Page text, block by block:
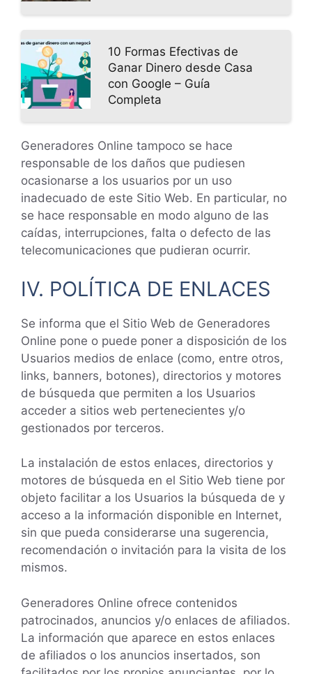
10 Formas Efectivas de
Ganar Dinero desde Casa
con Google – Guía
Completa
Generadores Online tampoco se hace
responsable de los daños que pudiesen
ocasionarse a los usuarios por un uso
inadecuado de este Sitio Web. En particular, no
se hace responsable en modo alguno de las
caídas, interrupciones, falta o defecto de las
telecomunicaciones que pudieran ocurrir.
IV. POLÍTICA DE ENLACES
Se informa que el Sitio Web de Generadores
Online pone o puede poner a disposición de los
Usuarios medios de enlace (como, entre otros,
links, banners, botones), directorios y motores
de búsqueda que permiten a los Usuarios
acceder a sitios web pertenecientes y/o
gestionados por terceros.
La instalación de estos enlaces, directorios y
motores de búsqueda en el Sitio Web tiene por
objeto facilitar a los Usuarios la búsqueda de y
acceso a la información disponible en Internet,
sin que pueda considerarse una sugerencia,
recomendación o invitación para la visita de los
mismos.
Generadores Online ofrece contenidos
patrocinados, anuncios y/o enlaces de afiliados.
La información que aparece en estos enlaces
de afiliados o los anuncios insertados, son